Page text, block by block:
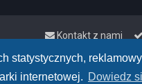
statystycznych,
internetowej. Dowiedz
Kontakt z nami